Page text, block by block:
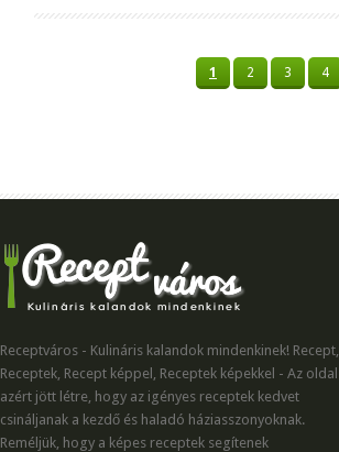
1 2 3 4
Receptváros - Kulináris kalandok mindenkinek! Recept,
Receptek, Recept képpel, Receptek képekkel - Az oldal
azért jött létre, hogy az igényes receptek kedvet
csináljanak a kezdő és haladó háziasszonyoknak.
Reméljük, hogy a képes receptek segítenek